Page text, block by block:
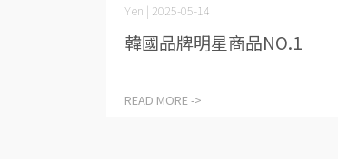
Yen | 2025-05-14
韓國品牌明星商品NO.1
READ MORE ->